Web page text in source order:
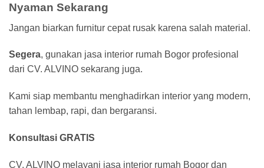
Nyaman Sekarang
Jangan biarkan furnitur cepat rusak karena salah material.
Segera, gunakan jasa interior rumah Bogor profesional
dari CV. ALVINO sekarang juga.
Kami siap membantu menghadirkan interior yang modern,
tahan lembap, rapi, dan bergaransi.
Konsultasi GRATIS
CV. ALVINO melayani jasa interior rumah Bogor dan